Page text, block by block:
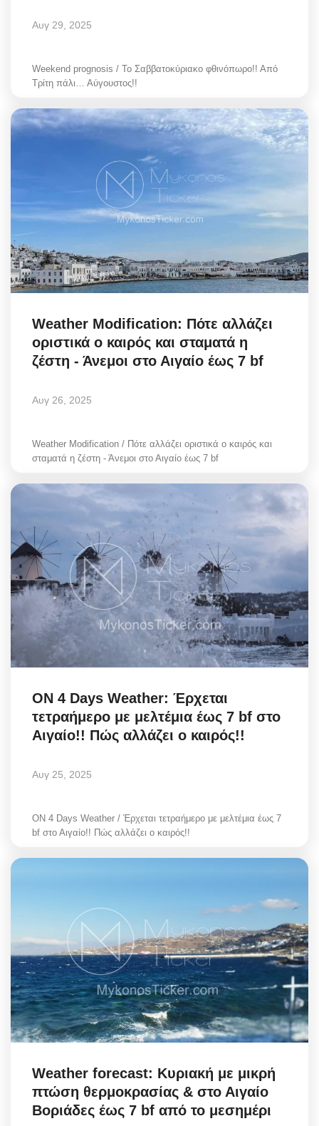
Αυγ 29, 2025
Weekend prognosis / Το Σαββατοκύριακο φθινόπωρο!! Από
Τρίτη πάλι… Αύγουστος!!
Weather Modification: Πότε αλλάζει
οριστικά ο καιρός και σταματά η
ζέστη - Άνεμοι στο Αιγαίο έως 7 bf
Αυγ 26, 2025
Weather Modification / Πότε αλλάζει οριστικά ο καιρός και
σταματά η ζέστη - Άνεμοι στο Αιγαίο έως 7 bf
ON 4 Days Weather: Έρχεται
τετραήμερο με μελτέμια έως 7 bf στο
Αιγαίο!! Πώς αλλάζει ο καιρός!!
Αυγ 25, 2025
ON 4 Days Weather / Έρχεται τετραήμερο με μελτέμια έως 7
bf στο Αιγαίο!! Πώς αλλάζει ο καιρός!!
Weather forecast: Κυριακή με μικρή
πτώση θερμοκρασίας & στο Αιγαίο
Βοριάδες έως 7 bf από το μεσημέρι